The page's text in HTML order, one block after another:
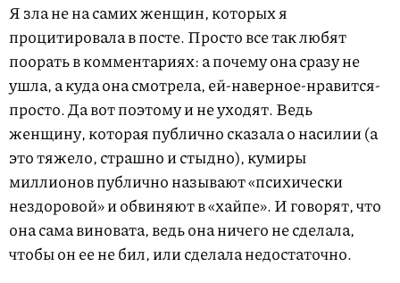
Я зла не на самих женщин, которых я
процитировала в посте. Просто все так любят
поорать в комментариях: а почему она сразу не
ушла, а куда она смотрела, ей-наверное-нравится-
просто. Да вот поэтому и не уходят. Ведь
женщину, которая публично сказала о насилии (а
это тяжело, страшно и стыдно), кумиры
миллионов публично называют «психически
нездоровой» и обвиняют в «хайпе». И говорят, что
она сама виновата, ведь она ничего не сделала,
чтобы он ее не бил, или сделала недостаточно.